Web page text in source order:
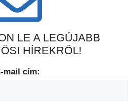
LE A LEGÚJABB
HÍREKRŐL!
mail cím: